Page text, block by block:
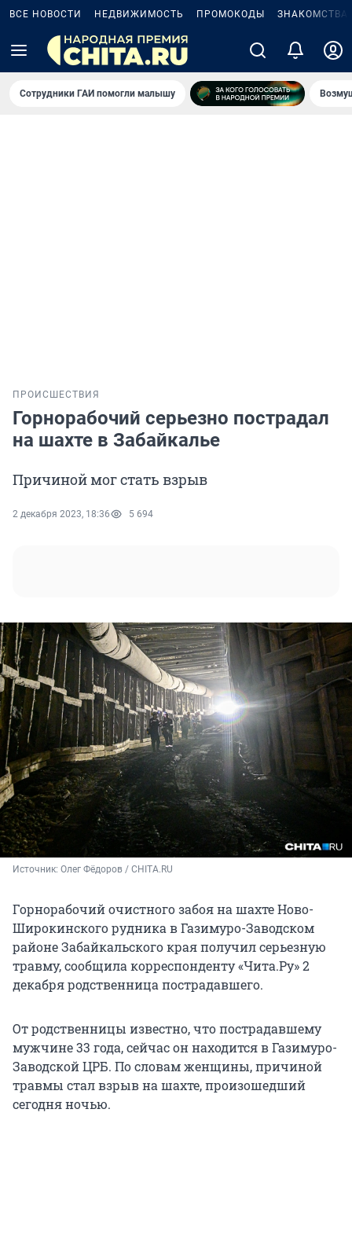
ВСЕ НОВОСТИ НЕДВИЖИМОСТЬ ПРОМОКОДЫ ЗНАКОМСТВА
Сотрудники ГАИ помогли малышу
ПРОИСШЕСТВИЯ
Горнорабочий серьезно пострадал
на шахте в Забайкалье
Причиной мог стать взрыв
2 декабря 2023, 18:36 5 694
Источник: Олег Фёдоров / CHITA.RU
Горнорабочий очистного забоя на шахте Ново-
Широкинского рудника в Газимуро-Заводском
районе Забайкальского края получил серьезную
травму, сообщила корреспонденту «Чита.Ру» 2
декабря родственница пострадавшего.
От родственницы известно, что пострадавшему
мужчине 33 года, сейчас он находится в Газимуро-
Заводской ЦРБ. По словам женщины, причиной
травмы стал взрыв на шахте, произошедший
сегодня ночью.